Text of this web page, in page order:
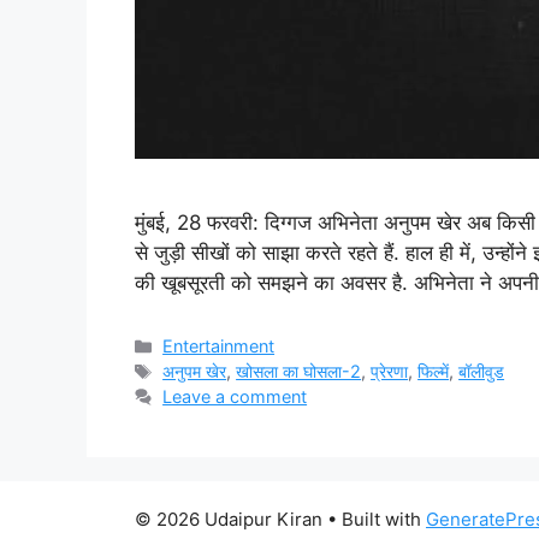
मुंबई, 28 फरवरी: दिग्गज अभिनेता अनुपम खेर अब
से जुड़ी सीखों को साझा करते रहते हैं. हाल ही में, उन्होंने
की खूबसूरती को समझने का अवसर है. अभिनेता ने
Categories
Entertainment
Tags
अनुपम खेर,खोसला का घोसला-2,प्रेरणा,फिल्में,बॉलीवुड
Leave a comment
© 2026 Udaipur Kiran • Built with